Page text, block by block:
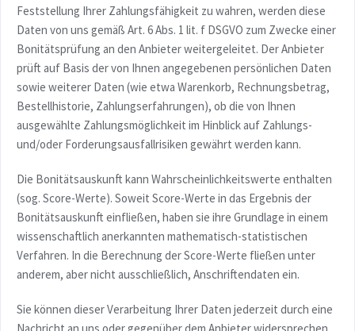
Feststellung Ihrer Zahlungsfähigkeit zu wahren, werden diese
Daten von uns gemäß Art. 6 Abs. 1 lit. f DSGVO zum Zwecke einer
Bonitätsprüfung an den Anbieter weitergeleitet. Der Anbieter
prüft auf Basis der von Ihnen angegebenen persönlichen Daten
sowie weiterer Daten (wie etwa Warenkorb, Rechnungsbetrag,
Bestellhistorie, Zahlungserfahrungen), ob die von Ihnen
ausgewählte Zahlungsmöglichkeit im Hinblick auf Zahlungs-
und/oder Forderungsausfallrisiken gewährt werden kann.
Die Bonitätsauskunft kann Wahrscheinlichkeitswerte enthalten
(sog. Score-Werte). Soweit Score-Werte in das Ergebnis der
Bonitätsauskunft einfließen, haben sie ihre Grundlage in einem
wissenschaftlich anerkannten mathematisch-statistischen
Verfahren. In die Berechnung der Score-Werte fließen unter
anderem, aber nicht ausschließlich, Anschriftendaten ein.
Sie können dieser Verarbeitung Ihrer Daten jederzeit durch eine